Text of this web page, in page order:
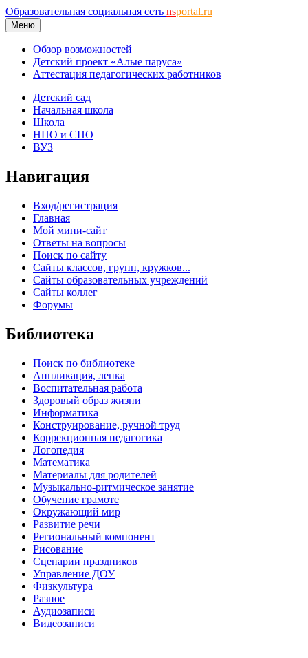
Образовательная социальная сеть nsportal.ru
Меню
Обзор возможностей
Детский проект «Алые паруса»
Аттестация педагогических работников
Детский сад
Начальная школа
Школа
НПО и СПО
ВУЗ
Навигация
Вход/регистрация
Главная
Мой мини-сайт
Ответы на вопросы
Поиск по сайту
Сайты классов, групп, кружков...
Сайты образовательных учреждений
Сайты коллег
Форумы
Библиотека
Поиск по библиотеке
Аппликация, лепка
Воспитательная работа
Здоровый образ жизни
Информатика
Конструирование, ручной труд
Коррекционная педагогика
Логопедия
Математика
Материалы для родителей
Музыкально-ритмическое занятие
Обучение грамоте
Окружающий мир
Развитие речи
Региональный компонент
Рисование
Сценарии праздников
Управление ДОУ
Физкультура
Разное
Аудиозаписи
Видеозаписи